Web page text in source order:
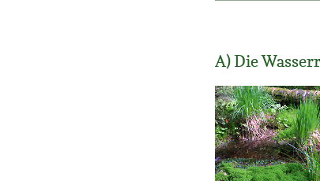
A) Die